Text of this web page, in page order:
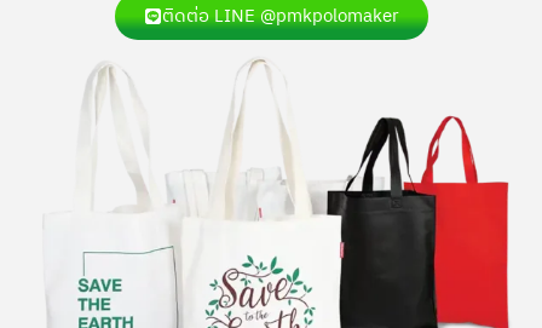
ติดต่อ LINE @pmkpolomaker